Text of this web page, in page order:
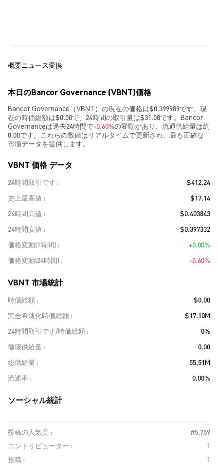
概要ニュース変換
本日のBancor Governance (VBNT)価格
Bancor Governance（VBNT）の現在の価格は$0.399989です。現
在の時価総額は$0.00で、24時間の取引量は$31.08です。Bancor
Governanceは過去24時間で-0.60%の変動があり、流通供給量は約
0.00です。これらの数値はリアルタイムで更新され、最も正確な
市場データを提供します。
VBNT 価格 データ
24時間取引です
$412.24
史上最高値
$17.14
24時間高値
$0.403843
24時間安値
$0.397332
価格変動(1時間)
+0.00%
価格変動(24時間)
-0.60%
VBNT 市場統計
時価総額
$0.00
完全希薄化時価総額
$17.10M
24時間取引です/時価総額
0%
循環供給量
0.00
総供給量
55.51M
流通率
0.00%
ソーシャル統計
投稿の人気度 :
#5,759
コントリビューター :
1
投稿 :
1